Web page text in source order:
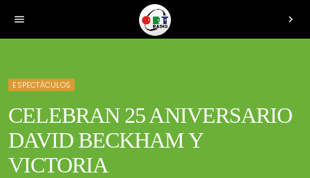
menu chevron_right
ESPECTÁCULOS
CELEBRAN 25 ANIVERSARIO
DAVID BECKHAM Y
VICTORIA